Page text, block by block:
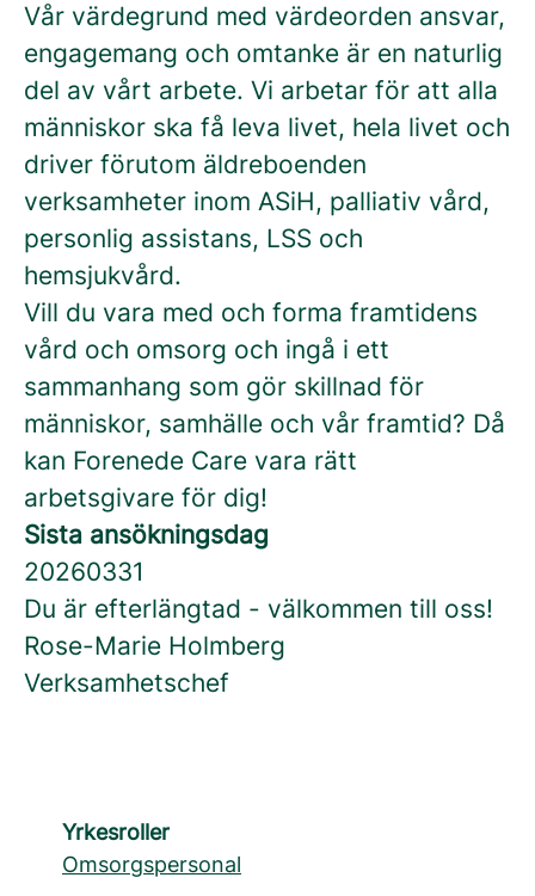
Vår värdegrund med värdeorden ansvar,
engagemang och omtanke är en naturlig
del av vårt arbete. Vi arbetar för att alla
människor ska få leva livet, hela livet och
driver förutom äldreboenden
verksamheter inom ASiH, palliativ vård,
personlig assistans, LSS och
hemsjukvård.
Vill du vara med och forma framtidens
vård och omsorg och ingå i ett
sammanhang som gör skillnad för
människor, samhälle och vår framtid? Då
kan Forenede Care vara rätt
arbetsgivare för dig!
Sista ansökningsdag
20260331
Du är efterlängtad - välkommen till oss!
Rose-Marie Holmberg
Verksamhetschef
Yrkesroller
Omsorgspersonal